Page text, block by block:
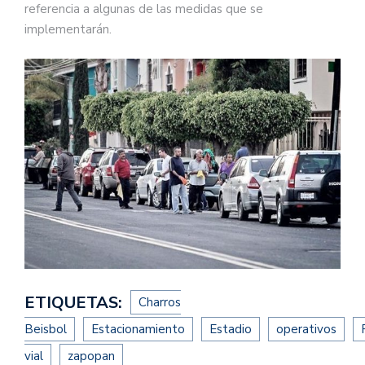
referencia a algunas de las medidas que se
implementarán.
ETIQUETAS:
Charros
Beisbol
Estacionamiento Estadio operativos
vial
zapopan